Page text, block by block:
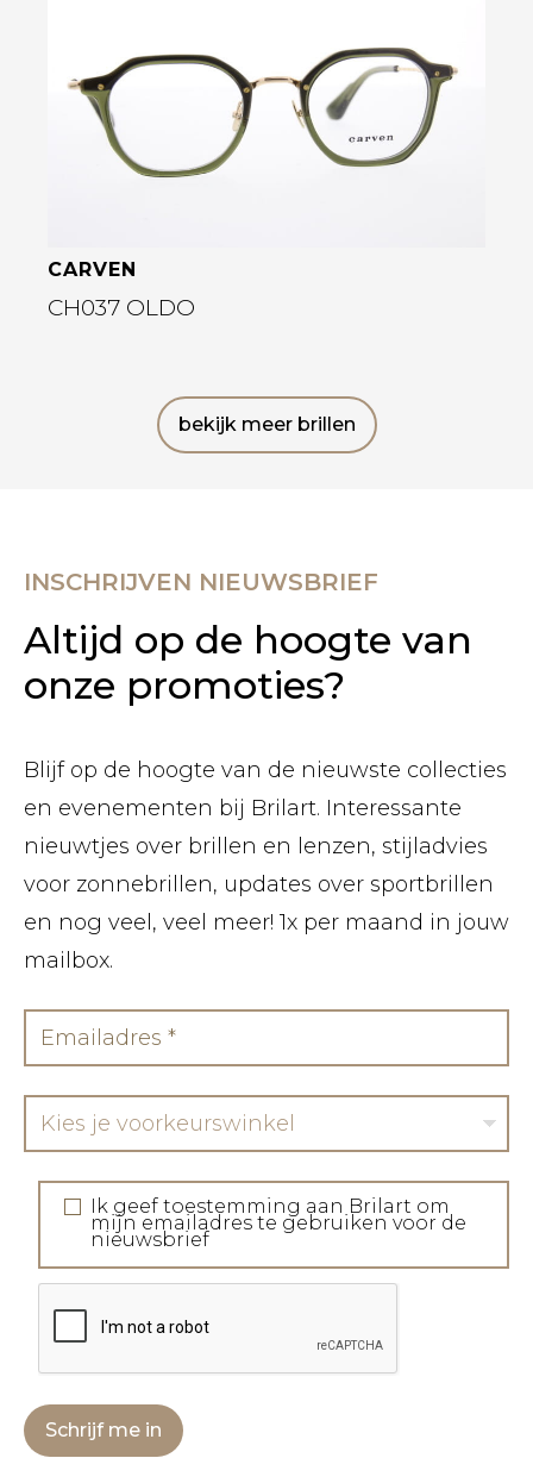
CARVEN
CH037 OLDO
bekijk meer brillen
INSCHRIJVEN NIEUWSBRIEF
Altijd op de hoogte van
onze promoties?
Blijf op de hoogte van de nieuwste collecties
en evenementen bij Brilart. Interessante
nieuwtjes over brillen en lenzen, stijladvies
voor zonnebrillen, updates over sportbrillen
en nog veel, veel meer! 1x per maand in jouw
mailbox.
Kies je voorkeurswinkel
Ik geef toestemming aan Brilart om
mijn emailadres te gebruiken voor de
nieuwsbrief
Schrijf me in